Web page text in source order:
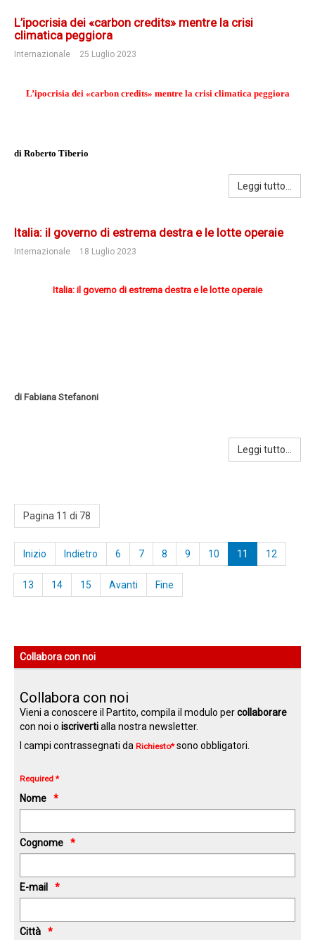
L’ipocrisia dei «carbon credits» mentre la crisi
climatica peggiora
Internazionale 25 Luglio 2023
L’ipocrisia dei «carbon credits» mentre la crisi climatica peggiora
di Roberto Tiberio
Leggi tutto...
Italia: il governo di estrema destra e le lotte operaie
Internazionale 18 Luglio 2023
Italia: il governo di estrema destra e le lotte operaie
di Fabiana Stefanoni
Leggi tutto...
Pagina 11 di 78
Inizio Indietro 6 7 8 9 10 11 12
13 14 15 Avanti Fine
Collabora con noi
Collabora con noi
Vieni a conoscere il Partito, compila il modulo percollaborare
con noi oiscrivertialla nostra newsletter.
I campi contrassegnati daRichiesto*sono obbligatori.
Required *
Nome
Cognome
E-mail
Città